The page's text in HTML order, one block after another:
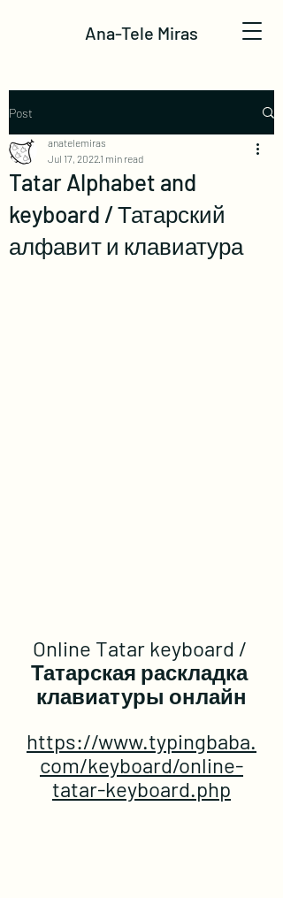
Ana-Tele Miras
Post
Tatar Alphabet and
keyboard / Татарский
алфавит и клавиатура
anatelemiras
Jul 17, 20221 min read
Online Tatar keyboard /
Татарская раскладка
клавиатуры онлайн
https://www.typingbaba.
com/keyboard/online-
tatar-keyboard.php